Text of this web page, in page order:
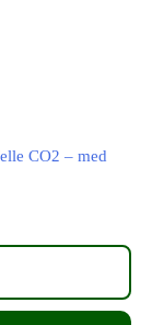
CO2 – med